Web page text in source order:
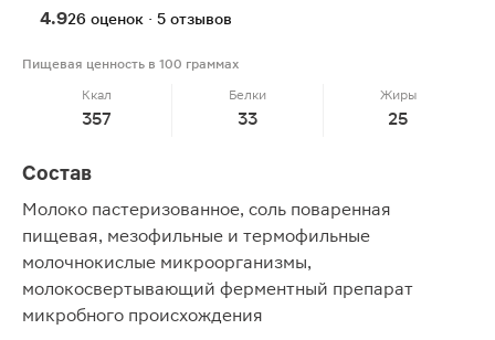
4.926 оценок · 5 отзывов
Пищевая ценность в 100 граммах
Ккал
357
Белки
33
Жиры
25
Состав
Молоко пастеризованное, соль поваренная
пищевая, мезофильные и термофильные
молочнокислые микроорганизмы,
молокосвертывающий ферментный препарат
микробного происхождения